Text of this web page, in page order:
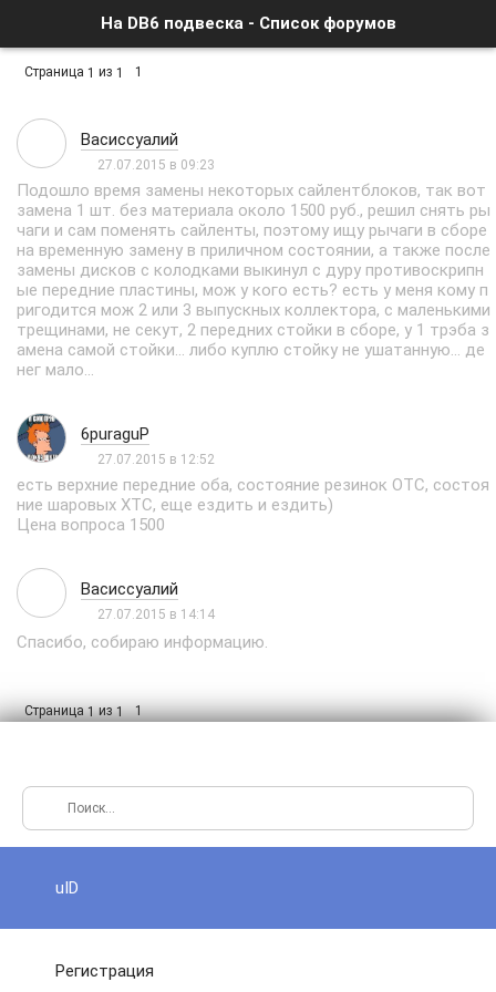
На DB6 подвеска - Список форумов
Страница 1 из 1 1
Васиссуалий
27.07.2015 в 09:23
Подошло время замены некоторых сайлентблоков, так вот
замена 1 шт. без материала около 1500 руб., решил снять ры
чаги и сам поменять сайленты, поэтому ищу рычаги в сборе
на временную замену в приличном состоянии, а также после
замены дисков с колодками выкинул с дуру противоскрипн
ые передние пластины, мож у кого есть? есть у меня кому п
ригодится мож 2 или 3 выпускных коллектора, с маленькими
трещинами, не секут, 2 передних стойки в сборе, у 1 трэба з
амена самой стойки... либо куплю стойку не ушатанную... де
нег мало...
6puraguP
27.07.2015 в 12:52
есть верхние передние оба, состояние резинок ОТС, состоя
ние шаровых ХТС, еще ездить и ездить)
Цена вопроса 1500
Васиссуалий
27.07.2015 в 14:14
Спасибо, собираю информацию.
Страница1из1 1
uID
Регистрация